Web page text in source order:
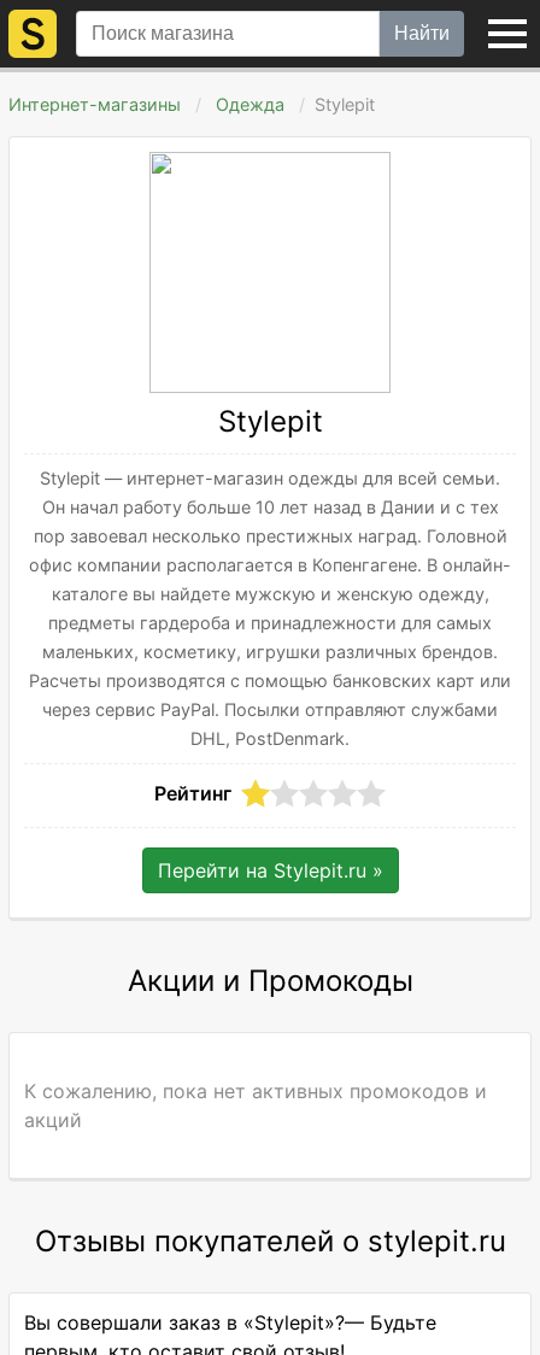
Найти
Интернет-магазины Одежда Stylepit
Stylepit
Stylepit — интернет-магазин одежды для всей семьи.
Он начал работу больше 10 лет назад в Дании и с тех
пор завоевал несколько престижных наград. Головной
офис компании располагается в Копенгагене. В онлайн-
каталоге вы найдете мужскую и женскую одежду,
предметы гардероба и принадлежности для самых
маленьких, косметику, игрушки различных брендов.
Расчеты производятся с помощью банковских карт или
через сервис PayPal. Посылки отправляют службами
DHL, PostDenmark.
Рейтинг
Перейти на Stylepit.ru »
Акции и Промокоды
К сожалению, пока нет активных промокодов и
акций
Отзывы покупателей о stylepit.ru
Вы совершали заказ в «Stylepit»?— Будьте